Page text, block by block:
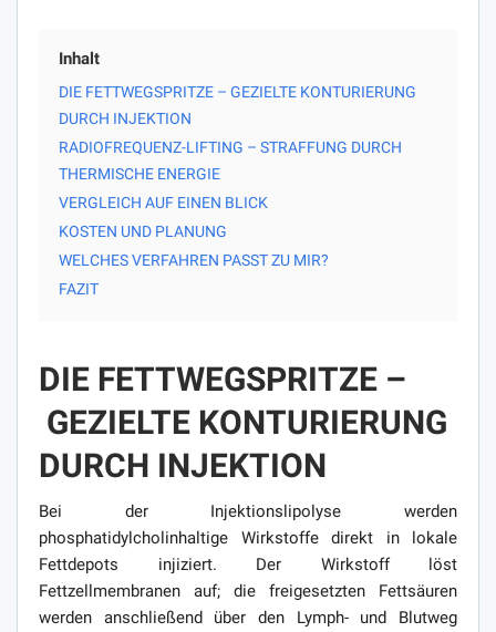
Inhalt
DIE FETTWEGSPRITZE – GEZIELTE KONTURIERUNG
DURCH INJEKTION
RADIOFREQUENZ-LIFTING – STRAFFUNG DURCH
THERMISCHE ENERGIE
VERGLEICH AUF EINEN BLICK
KOSTEN UND PLANUNG
WELCHES VERFAHREN PASST ZU MIR?
FAZIT
DIE FETTWEGSPRITZE –
GEZIELTE KONTURIERUNG
DURCH INJEKTION
Bei der Injektionslipolyse werden
phosphatidylcholinhaltige Wirkstoffe direkt in lokale
Fettdepots injiziert. Der Wirkstoff löst
Fettzellmembranen auf; die freigesetzten Fettsäuren
werden anschließend über den Lymph- und Blutweg